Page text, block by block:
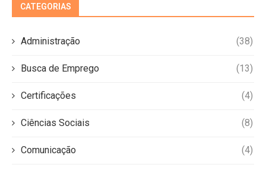
CATEGORIAS
Administração (38)
Busca de Emprego (13)
Certificações (4)
Ciências Sociais (8)
Comunicação (4)